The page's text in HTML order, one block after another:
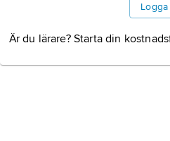
Är du lärare? Starta din